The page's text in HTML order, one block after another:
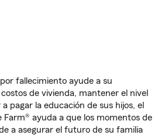
fallecimiento ayude a su
de vivienda, mantener el nivel
pagar la educación de sus hijos, el
Farm® ayuda a que los momentos de
a asegurar el futuro de su familia